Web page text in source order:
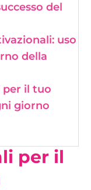
del
uso
della
per il tuo
giorno
per il